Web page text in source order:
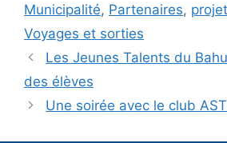
Municipalité, Partenaires,
Voyages et sorties
Les Jeunes Talents du
des élèves
Une soirée avec le club